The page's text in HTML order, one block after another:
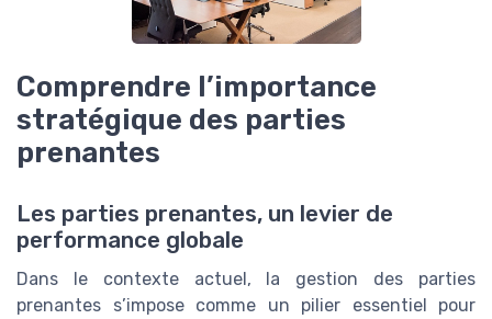
Comprendre l’importance
stratégique des parties
prenantes
Les parties prenantes, un levier de
performance globale
Dans le contexte actuel, la gestion des parties
prenantes s’impose comme un pilier essentiel pour